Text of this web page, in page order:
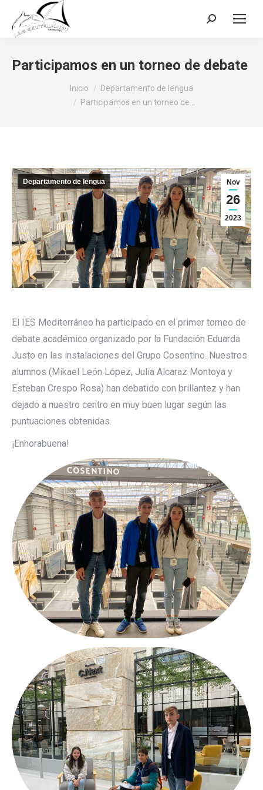
Buscar:
Participamos en un torneo de debate
Inicio
Departamento de lengua
Participamos en un torneo de…
Nov
26
2023
Departamento de lengua
El IES Mediterráneo ha participado en el primer torneo de
debate académico organizado por la Fundación Eduarda
Justo en las instalaciones del Grupo Cosentino. Nuestros
alumnos (Mikael León López, Julia Alcaraz Montoya y
Esteban Crespo Rosa) han debatido con brillantez y han
dejado a nuestro centro en muy buen lugar según las
puntuaciones obtenidas.
¡Enhorabuena!